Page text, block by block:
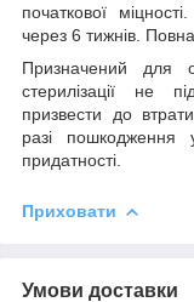
початкової
через 6 тижнів.
Призначений для
стерилізації не
призвести до
разі пошкодження
придатності.
Приховати
Умови доставки